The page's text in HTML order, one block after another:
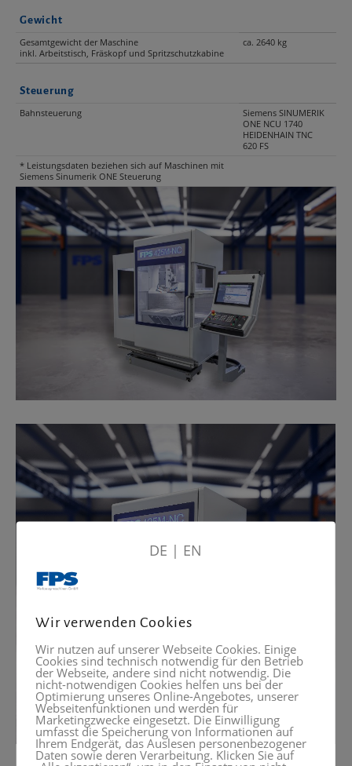
Gewicht
Gesamtgewicht der Maschine
inkl. Arbeitstisch, Fräskopf und Spritzschutzkabine
ca. 2640 kg
Steuerung
Bahnsteuerung
Siemens SINUMERIK
ONE NCU 1740
HEIDENHAIN TNC
620 FS
* Leistungsdaten beziehen sich auf Maschinen mit
Siemens Sinumerik ONE Steuerung
DE | EN
Wir verwenden Cookies
Wir nutzen auf unserer Webseite Cookies. Einige
Cookies sind technisch notwendig für den Betrieb
der Webseite, andere sind nicht notwendig. Die
nicht-notwendigen Cookies helfen uns bei der
Optimierung unseres Online-Angebotes, unserer
Webseitenfunktionen und werden für
Marketingzwecke eingesetzt. Die Einwilligung
umfasst die Speicherung von Informationen auf
Ihrem Endgerät, das Auslesen personenbezogener
Daten sowie deren Verarbeitung. Klicken Sie auf